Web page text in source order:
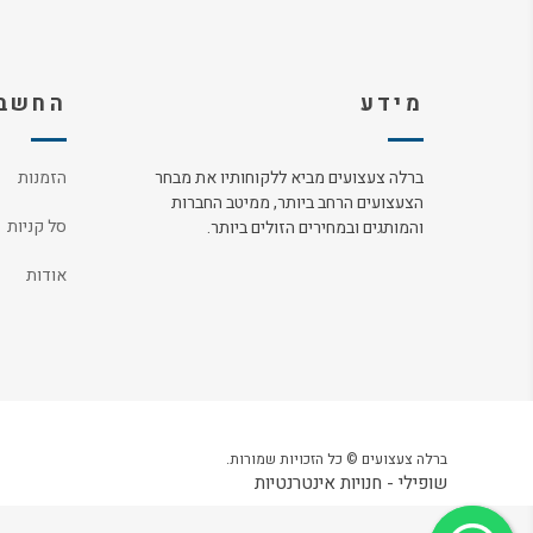
מידע
ברלה צעצועים מביא ללקוחותיו את מבחר
הצעצועים הרחב ביותר, ממיטב החברות
והמותגים ובמחירים הזולים ביותר.
הזמנות
סל קניות
אודות
ברלה צעצועים © כל הזכויות שמורות.
שופילי - חנויות אינטרנטיות